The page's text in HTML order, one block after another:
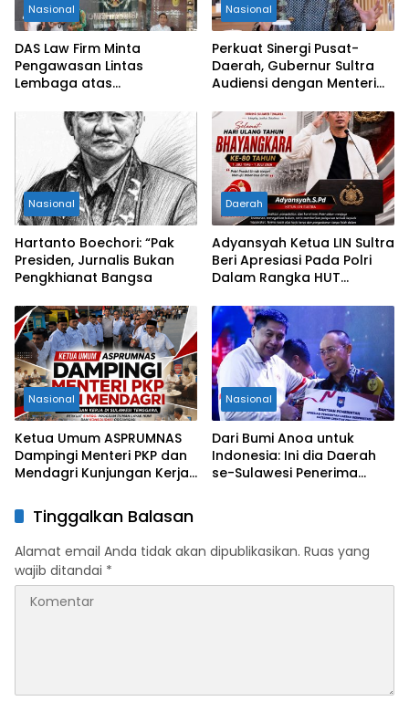
Nasional
DAS Law Firm Minta
Pengawasan Lintas
Lembaga atas
Objek Sengketa di
Pengadilan Negeri Jakarta
Nasional
Perkuat Sinergi Pusat-
Daerah, Gubernur Sultra
Audiensi dengan Menteri
Nasional
Hartanto Boechori: “Pak
Presiden, Jurnalis Bukan
Pengkhianat Bangsa
Daerah
Adyansyah Ketua LIN Sultra
Beri Apresiasi Pada Polri
Dalam Rangka HUT
Nasional
Ketua Umum ASPRUMNAS
Dampingi Menteri PKP dan
Mendagri Kunjungan Kerja
Program Rumah Layak Huni
dan Konsolidasi Organisasi
Nasional
Dari Bumi Anoa untuk
Indonesia: Ini dia Daerah
se-Sulawesi Penerima
Tinggalkan Balasan
Alamat email Anda tidak akan dipublikasikan. Ruas yang
wajib ditandai *